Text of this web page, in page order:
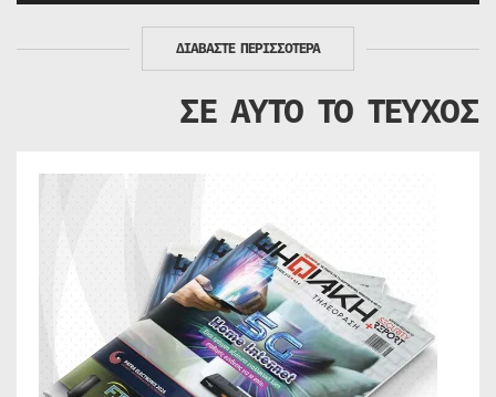
ΔΙΑΒΑΣΤΕ ΠΕΡΙΣΣΟΤΕΡΑ
ΣΕ ΑΥΤΟ ΤΟ ΤΕΥΧΟΣ